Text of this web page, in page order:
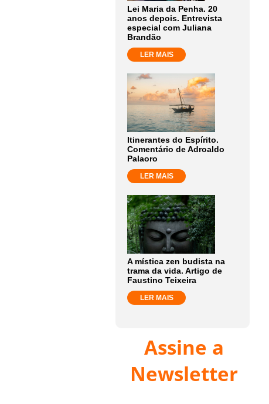
Lei Maria da Penha. 20
anos depois. Entrevista
especial com Juliana
Brandão
LER MAIS
Itinerantes do Espírito.
Comentário de Adroaldo
Palaoro
LER MAIS
A mística zen budista na
trama da vida. Artigo de
Faustino Teixeira
LER MAIS
Assine a
Newsletter